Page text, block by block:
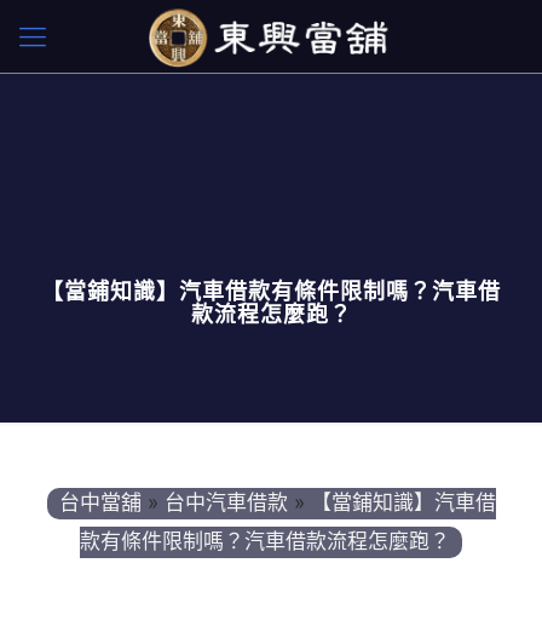
【當鋪知識】汽車借款有條件限制嗎？汽車借
款流程怎麼跑？
台中當舖 » 台中汽車借款 »
【當鋪知識】汽車借
款有條件限制嗎？汽車借款流程怎麼跑？